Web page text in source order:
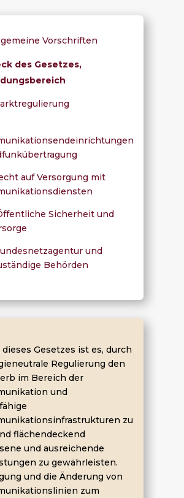
Vorschriften
des Gesetzes,
auf Versorgung mit
Sicherheit und
und
Behörden
dieses Gesetzes ist es, durch
Regulierung den
im Bereich der
und
zu
flächendeckend
und ausreichende
zu gewährleisten.
und die Änderung von
zum